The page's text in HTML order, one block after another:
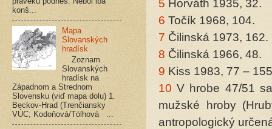
5 Horváth 1935, 32.
6 Točík 1968, 104.
7 Čilinská 1973, 162.
8 Čilinská 1966, 48.
9 Kiss 1983, 77 –
10 V hrobe 47/51
mužské hroby
antropologický
konš...
Mapa
Slovanských
hradísk
Zoznam
Slovanských
hradísk na
Západnom a Strednom
Slovensku (viď mapa dolu) 1.
Beckov-Hrad (Trenčiansky
VÚC; Kodoňová/Tólhová ...